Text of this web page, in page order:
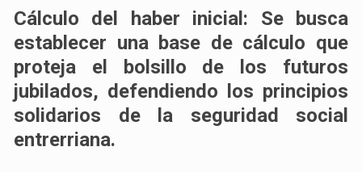
Cálculo del haber inicial: Se busca
establecer una base de cálculo que
proteja el bolsillo de los futuros
jubilados, defendiendo los principios
solidarios de la seguridad social
entrerriana.